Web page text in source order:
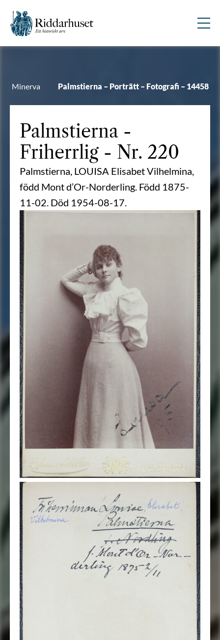
Minerva Palmstierna – Porträtt – Fotografi – 14458
Palmstierna -
Friherrlig - Nr. 220
Palmstierna, LOUISA Elisabet Vilhelmina,
född Mont d’Or-Norderling. Född 1875-
11-02. Död 1954-08-17.